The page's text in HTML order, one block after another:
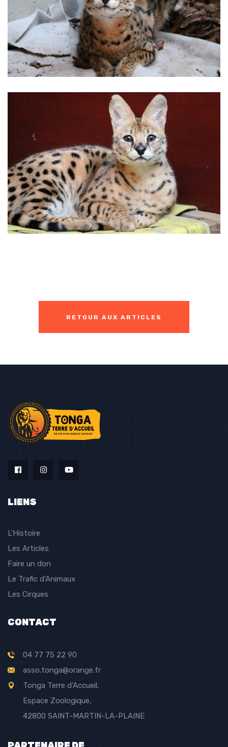
RETOUR AUX ARTICLES
LIENS
L'Histoire
Les Articles
Faire un don
Le Trafic d'Animaux
Les Cirques
CONTACT
04 77 75 22 90
asso.tonga@orange.fr
Tonga Terre d'Accueil,
Espace Zoologique,
42800 SAINT-MARTIN-LA-PLAINE